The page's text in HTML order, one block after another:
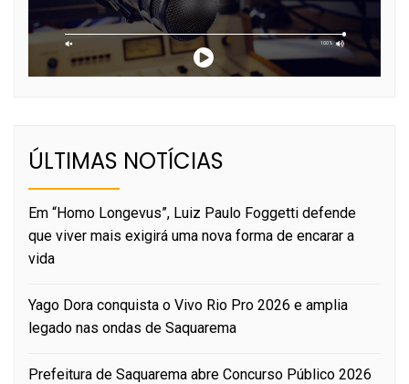
ÚLTIMAS NOTÍCIAS
Em “Homo Longevus”, Luiz Paulo Foggetti defende
que viver mais exigirá uma nova forma de encarar a
vida
Yago Dora conquista o Vivo Rio Pro 2026 e amplia
legado nas ondas de Saquarema
Prefeitura de Saquarema abre Concurso Público 2026